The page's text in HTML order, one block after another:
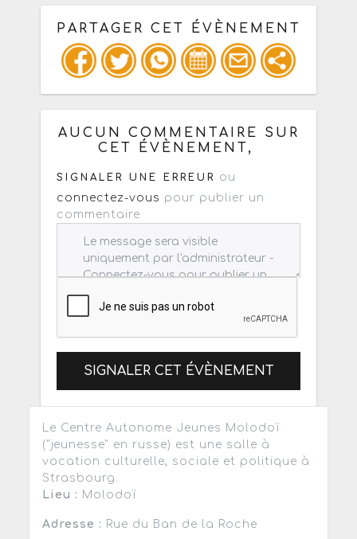
PARTAGER CET ÉVÈNEMENT
Copiez les infos ci-dessous pour un
: mail / forum / réseau social
AUCUN COMMENTAIRE SUR
CET ÉVÈNEMENT,
SIGNALER UNE ERREUR
ou
connectez-vous pour publier un
commentaire
SIGNALER CET ÉVÈNEMENT
Le Centre Autonome Jeunes Molodoï
("jeunesse" en russe) est une salle à
vocation culturelle, sociale et politique à
Strasbourg.
Lieu : Molodoï
Adresse : Rue du Ban de la Roche